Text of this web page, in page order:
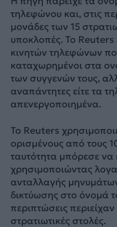
τηλεφώνου και, στις
μονάδες των 15
υποκλοπές. Το Reuters
κινητών τηλεφώνων
καταχωρημένοι στα
των συγγενών τους,
αναπάντητες είτε τα
απενεργοποιημένα.
Το Reuters
ορισμένους από τους
ταυτότητα μπόρεσε να
χρησιμοποιώντας
ανταλλαγής
δικτύωσης στο όνομά
περιπτώσεις
στρατιωτικές στολές.